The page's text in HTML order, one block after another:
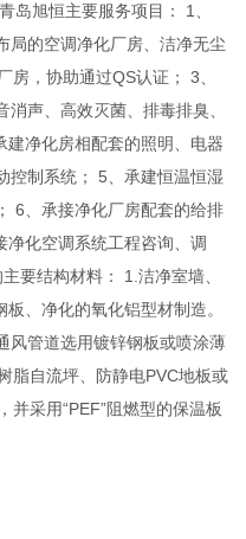
岛旭恒主要服务项目： 1、
局的空调净化厂房、洁净无尘
房，协助通过QS认证； 3、
声、高效灭菌、排毒排臭、
净化房相配套的照明、电器
控制系统； 5、承建恒温恒湿
6、承接净化厂房配套的给排
化空调系统工程咨询、调
要结构材料： 1.洁净室墙、
、净化的氧化铝型材制造。
风管道选用镀锌钢板或喷涂薄
脂自流坪、防静电PVC地板或
采用“PEF”阻燃型的保温板